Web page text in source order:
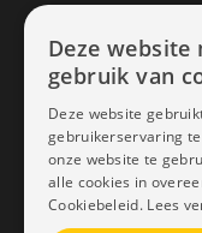
Deze website
gebruik van
Deze website
gebruikerservaring
onze website te
alle cookies in
Cookiebeleid. Lees